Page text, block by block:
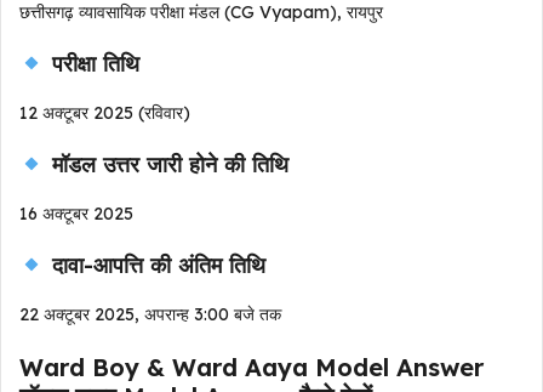
छत्तीसगढ़ व्यावसायिक परीक्षा मंडल (CG Vyapam), रायपुर
परीक्षा तिथि
12 अक्टूबर 2025 (रविवार)
मॉडल उत्तर जारी होने की तिथि
16 अक्टूबर 2025
दावा-आपत्ति की अंतिम तिथि
22 अक्टूबर 2025, अपरान्ह 3:00 बजे तक
Ward Boy & Ward Aaya Model Answer